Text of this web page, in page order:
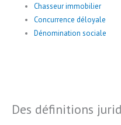
Chasseur immobilier
Concurrence déloyale
Dénomination sociale
Des définitions